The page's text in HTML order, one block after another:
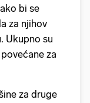
bi se
za njihov
Ukupno su
za
za druge